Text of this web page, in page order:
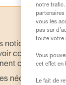
notices
compris les
nécessite une
notre trafic.
partenaires
vous les
pas sur
toute votre
Vous
cet effet en
Le fait de